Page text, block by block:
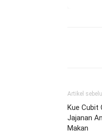
Artikel
Kue Cubit
Jajanan
Makan